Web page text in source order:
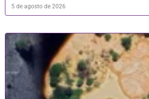
5 de agosto de 2026